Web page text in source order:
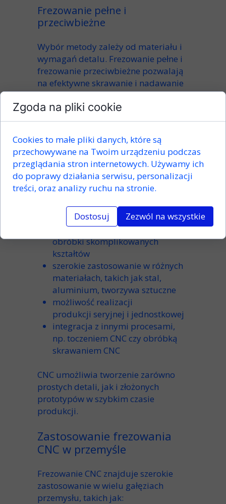
Frezowanie pełne i
przeciwbieżne
Wybór metody zależy od materiału i
wymagań detalu. Frezowanie pełne i
frezowanie przeciwbieżne pozwalają
na efektywne skrawanie i nadawanie
kształtóww sposób powtarzalny i
sterowanynumerycznie
Zalety frezowania CNC
Frezowanie CNC znajduje
zastosowaniew wielubranżachi
gałęziach przemysłu, dzięki swoim
licznym zaletom:
wysoka precyzja i powtarzalność
możliwość
obróbkiskomplikowanych
kształtów
szerokie zastosowanie w różnych
materiałach, takich jak stal,
aluminium, tworzywa sztuczne
możliwość realizacji
produkcji seryjnej i jednostkowej
integracja z innymi procesami,
np. toczeniem CNCczy obróbką
skrawaniem CNC
CNC umożliwia tworzenie zarówno
prostych detali, jak i złożonych
prototypóww szybkim czasie
produkcji.
Zastosowanie frezowania
CNC w przemyśle
Frezowanie CNC znajduje szerokie
zastosowanie w wielu gałęziach
przemysłu, takich jak:
Zgoda na pliki cookie
Cookies to małe pliki danych, które są
przechowywane na Twoim urządzeniu podczas
przeglądania stron internetowych. Używamy ich
do poprawy działania serwisu, personalizacji
treści, oraz analizy ruchu na stronie.
Dostosuj Zezwól na wszystkie